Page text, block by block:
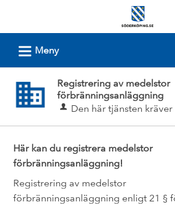
Söderköpings
L Meny
Registrering av medelstor
förbränningsanläggning
Den här tjänsten
Här kan du registrera medelstor
förbränningsanläggning!
Registrering av medelstor
förbränningsanläggning enligt 21 §